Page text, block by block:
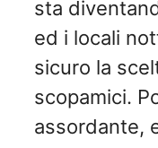
sta
ed i locali
sicuro la
scopamici.
assordante,